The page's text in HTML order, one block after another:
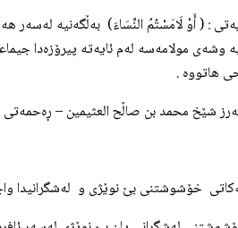
: ( أَوْ لَامَسْتُمُ النِّسَاءَ) به‌ڵگه‌نیه‌ له‌سه‌ر
وشه‌ی مولامه‌سه‌ له‌م ئایه‌ته‌ پیرۆزه‌دا
هاتووه‌ .
شێخ محمد بن صاڵح العثيمين –